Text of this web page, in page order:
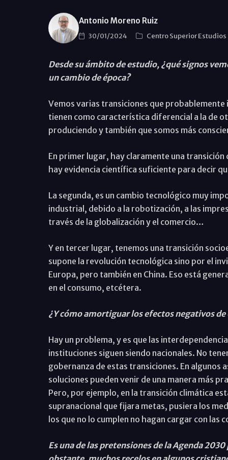
Antonio Moreno Ruiz
30/01/2024 Centro Superior
Desde su ámbito de estudio, ¿qué signos
un cambio de época?
Vemos varias transiciones que probablemente
tienen como característica diferencial a la de
produciendo y también que somos más
En primer lugar, hay claramente una
hay evidencia científica suficiente para decir
La segunda, es un cambio tecnológico muy
industrial, debido a la robotización, a las
través de la globalización y el comercio…
Y en tercer lugar, tenemos una transición
supone la revolución tecnológica sino por el
Europa, pero también en China. Eso está
en el consumo, etcétera.
¿Y cómo amortiguar los efectos negativos
Hay un problema, y es que las
instituciones siguen siendo nacionales. No
gobernanza de estas transiciones. En algunos
soluciones pueden venir de una manera más
Pero, por ejemplo, en la transición climática
supranacional que fijara metas, pusiera los
los que no lo cumplen no hagan cargar con las
Es una de las pretensiones de la Agenda